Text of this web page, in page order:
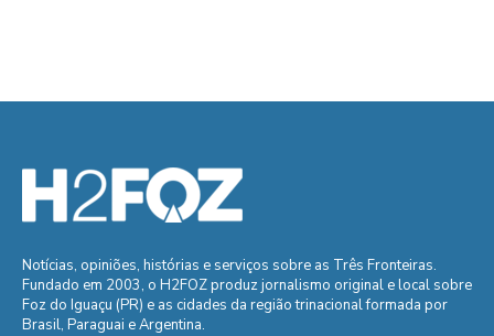
Notícias, opiniões, histórias e serviços sobre as Três Fronteiras.
Fundado em 2003, o H2FOZ produz jornalismo original e local sobre
Foz do Iguaçu (PR) e as cidades da região trinacional formada por
Brasil, Paraguai e Argentina.